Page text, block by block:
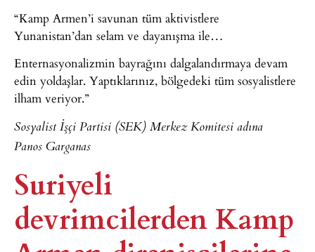
“Kamp Armen’i savunan tüm aktivistlere
Yunanistan’dan selam ve dayanışma ile…
Enternasyonalizmin bayrağını dalgalandırmaya devam
edin yoldaşlar. Yaptıklarınız, bölgedeki tüm sosyalistlere
ilham veriyor.”
Sosyalist İşçi Partisi (SEK) Merkez Komitesi adına
Panos Garganas
Suriyeli
devrimcilerden Kamp